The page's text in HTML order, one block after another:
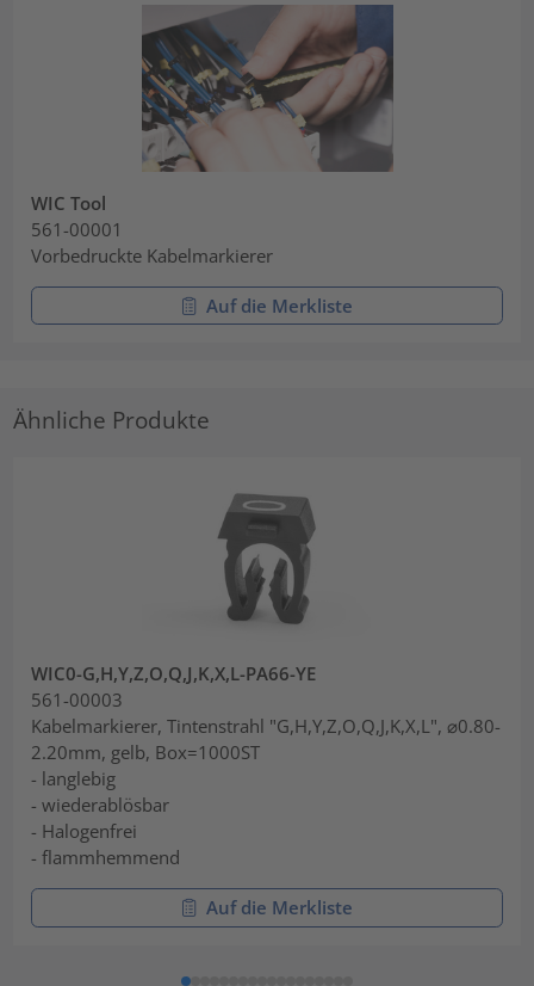
WIC Tool
561-00001
Vorbedruckte Kabelmarkierer
Auf die Merkliste
Ähnliche Produkte
WIC0-G,H,Y,Z,O,Q,J,K,X,L-PA66-YE
561-00003
Kabelmarkierer, Tintenstrahl "G,H,Y,Z,O,Q,J,K,X,L", ⌀0.80-
2.20mm, gelb, Box=1000ST
- langlebig
- wiederablösbar
- Halogenfrei
- flammhemmend
Auf die Merkliste